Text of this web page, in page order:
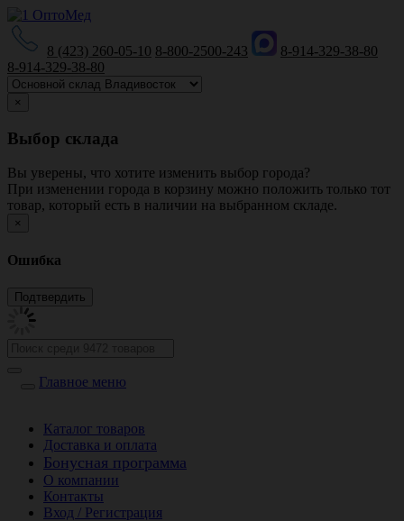
8 (423) 260-05-10 8-800-2500-243
8-914-329-38-80
8-914-329-38-80
×
Выбор склада
Вы уверены, что хотите изменить выбор города?
При изменении города в корзину можно положить только тот
товар, который есть в наличии на выбранном складе.
×
Ошибка
Главное меню
Каталог товаров
Доставка и оплата
Бонусная программа
О компании
Контакты
Вход / Регистрация